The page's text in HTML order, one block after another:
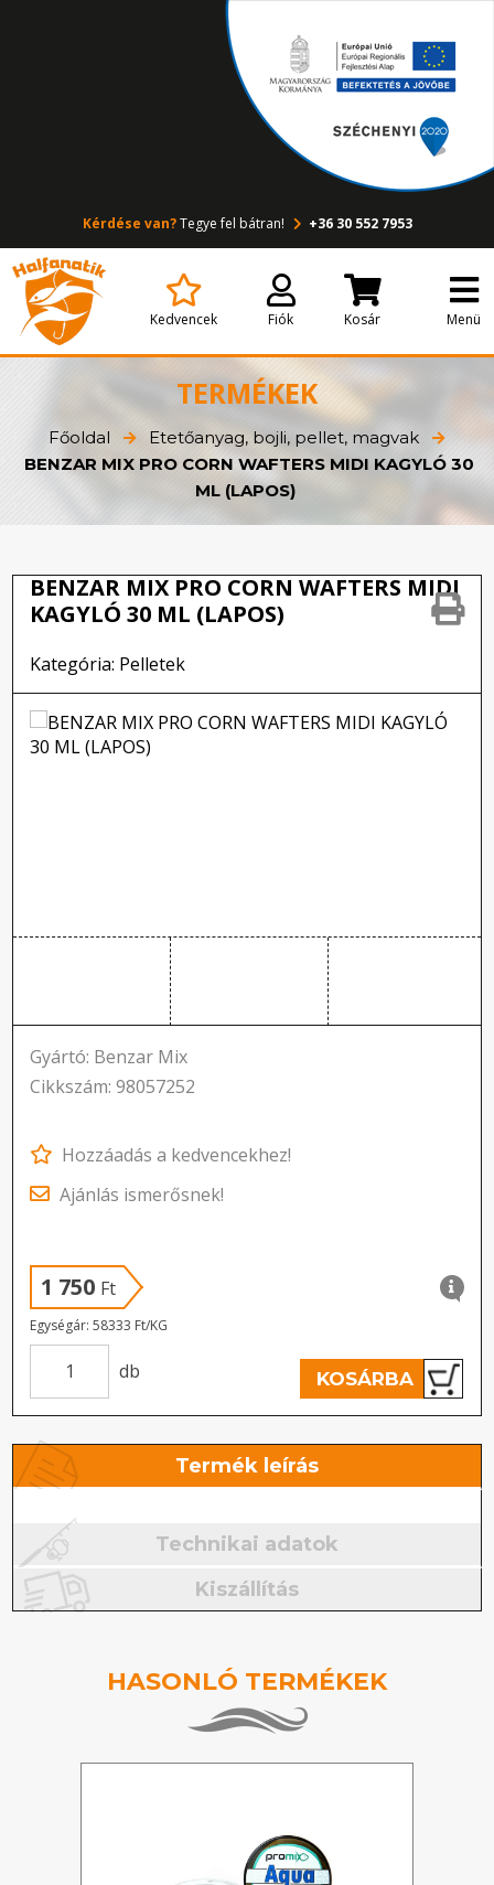
Kérdése van?Tegye fel bátran! +36 30 552 7953
Kedvencek Fiók Kosár Menü
TERMÉKEK
Főoldal
Etetőanyag, bojli, pellet, magvak
BENZAR MIX PRO CORN WAFTERS MIDI KAGYLÓ 30
ML (LAPOS)
BENZAR MIX PRO CORN WAFTERS MIDI
KAGYLÓ 30 ML (LAPOS)
Kategória: Pelletek
Gyártó: Benzar Mix
Cikkszám: 98057252
Hozzáadás a kedvencekhez!
Ajánlás ismerősnek!
1 750 Ft
Egységár: 58333 Ft/KG
db KOSÁRBA
Termék leírás
Technikai adatok
Kiszállítás
HASONLÓ TERMÉKEK